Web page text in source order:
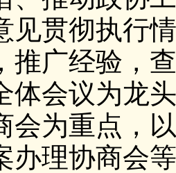
见贯彻执行
推广经验，
体会议为龙
会为重点，
办理协商会